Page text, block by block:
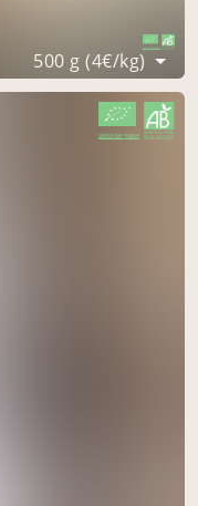
500 g (4€/kg)
CERTIFIÉ PAR FR-BIO-09
AGRICULTURE FRANCE